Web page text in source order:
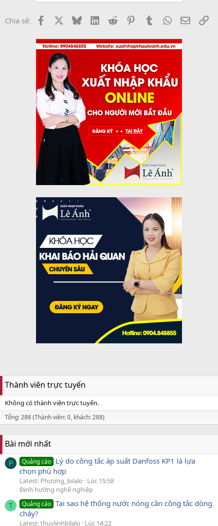
Chia sẻ: Facebook BlueskyLinkedInReddit PinterestTumblrWhatsApp
Email
Thành viên trực tuyến
Không có thành viên trực tuyến.
Tổng: 288 (Thành viên: 0, khách: 288)
Bài mới nhất
P Quảng cáo Lý do công tắc áp suất Danfoss KP1 là lựa
chọn phù hợp
Latest: Phương_bilalo
Lúc 15:58
Định hướng nghề nghiệp
T Quảng cáo Tại sao hệ thống nước nóng cần công tắc dòng
chảy?
Latest: thuylinhbilalo
Lúc 14:22